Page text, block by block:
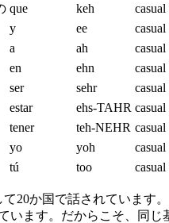
que keh
casual
y ee
casual
a ah
casual
en ehn
casual
ser sehr
casual
estar ehs-TAHR casual
tener teh-NEHR casual
yo yoh
casual
tú too casual
20か国で話されています
います。だからこそ、同